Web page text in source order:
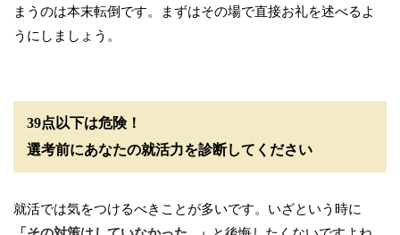
まうのは本末転倒です。まずはその場で直接お礼を述べるよ
うにしましょう。
39点以下は危険！
選考前にあなたの就活力を診断してください
就活では気をつけるべきことが多いです。いざという時に